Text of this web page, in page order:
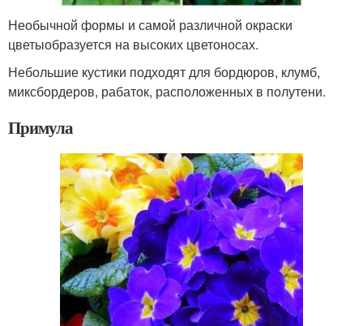
Необычной формы и самой различной окраски
цветыобразуется на высоких цветоносах.
Небольшие кустики подходят для бордюров, клумб,
миксбордеров, рабаток, расположенных в полутени.
Примула